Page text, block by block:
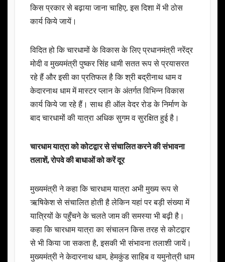
किस प्रकार से बढ़ाया जाना चाहिए, इस दिशा में भी ठोस
कार्य किये जायें।
विदित हो कि चारधामों के विकास के लिए प्रधानमंत्री नरेंद्र
मोदी व मुख्यमंत्री पुष्कर सिंह धामी सतत रूप से प्रयासरत
रहे हैं और इसी का प्रतिफल है कि श्री बद्रीनाथ धाम व
केदारनाथ धाम में मास्टर प्लान के अंतर्गत विभिन्न विकास
कार्य किये जा रहे हैं। साथ ही ऑल वेदर रोड के निर्माण के
बाद चारधामों की यात्रा अधिक सुगम व सुरक्षित हुई है।
चारधाम यात्रा को कोटद्वार से संचालित करने की संभावना
तलाशें, रोपवे की बाधाओं को करें दूर
मुख्यमंत्री ने कहा कि चारधाम यात्रा अभी मुख्य रूप से
ऋषिकेश से संचालित होती है लेकिन यहां पर बड़ी संख्या में
यात्रियों के पहुँचने के चलते जाम की समस्या भी बढ़ी है।
कहा कि चारधाम यात्रा का संचालन किस तरह से कोटद्वार
से भी किया जा सकता है, इसकी भी संभावना तलाशी जायें।
मुख्यमंत्री ने केदारनाथ धाम, हेमकुंड साहिब व यमुनोत्री धाम